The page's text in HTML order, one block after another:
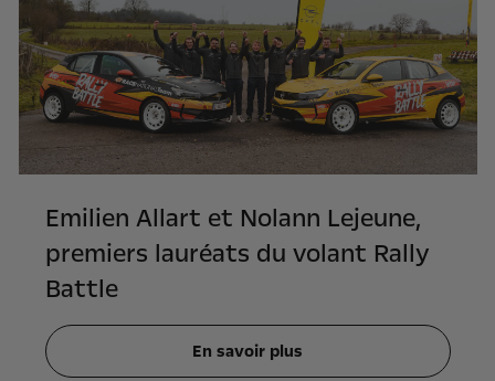
Emilien Allart et Nolann Lejeune,
premiers lauréats du volant Rally
Battle
En savoir plus